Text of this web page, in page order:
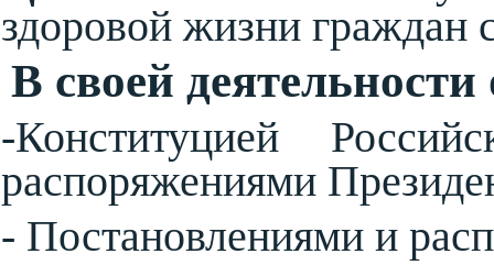
здоровой жизни граждан
В своей деятельности
-Конституцией
распоряжениями
- Постановлениями и